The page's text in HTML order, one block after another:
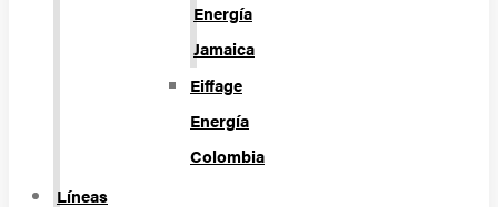
Energía
Jamaica
Eiffage
Energía
Colombia
Líneas